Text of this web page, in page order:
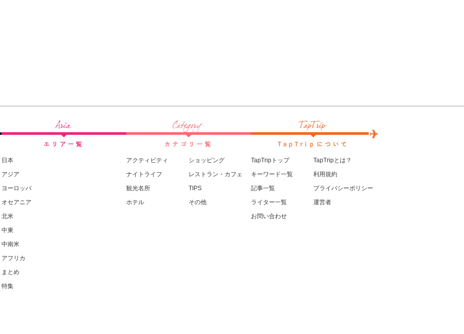
日本
アジア
ヨーロッパ
オセアニア
北米
中東
中南米
アフリカ
まとめ
特集
アクティビティ
ナイトライフ
観光名所
ホテル
ショッピング
レストラン・カフェ
TIPS
その他
TapTripトップ
キーワード一覧
記事一覧
ライター一覧
お問い合わせ
TapTripとは？
利用規約
プライバシーポリシー
運営者